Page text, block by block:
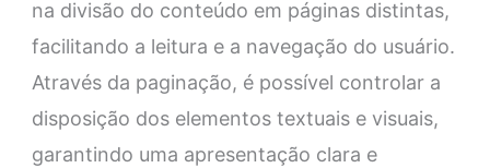
na divisão do conteúdo em páginas distintas,
facilitando a leitura e a navegação do usuário.
Através da paginação, é possível controlar a
disposição dos elementos textuais e visuais,
garantindo uma apresentação clara e